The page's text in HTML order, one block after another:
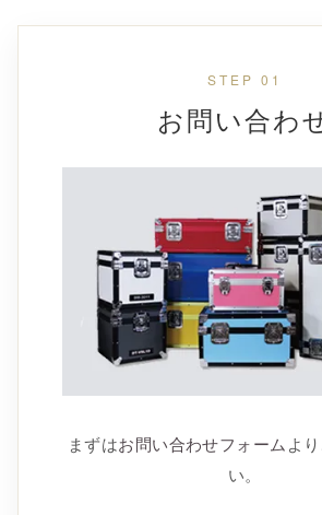
STEP 01
お問い合わ
まずはお問い合わせフォームよ
い。